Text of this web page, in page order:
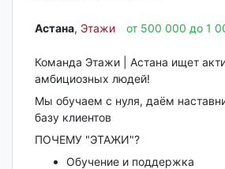
Астана‎, Этажи от 500 000 до 1
Команда Этажи | Астана ищет
амбициозных людей!
Мы обучаем с нуля, даём
базу клиентов
ПОЧЕМУ "ЭТАЖИ"?
Обучение и поддержка